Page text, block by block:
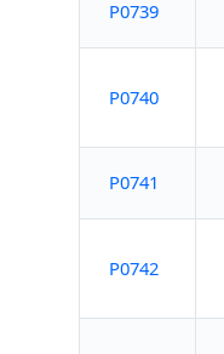
P0739
P0740
P0741
P0742